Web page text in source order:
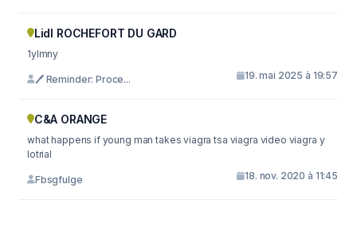
Lidl ROCHEFORT DU GARD
1ylmny
🖊 Reminder: Proce... 19. mai 2025 à 19:57
C&A ORANGE
what happens if young man takes viagra tsa viagra video viagra y
lotrial
Fbsgfulge 18. nov. 2020 à 11:45